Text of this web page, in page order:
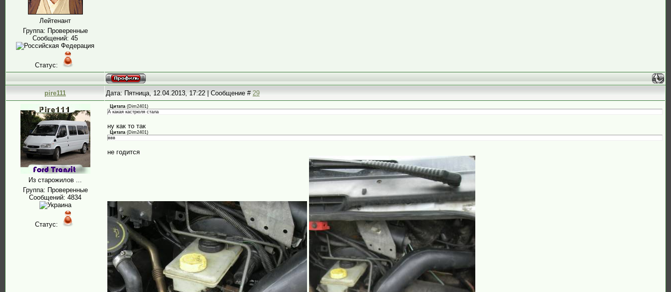
Лейтенант
Группа: Проверенные
Сообщений: 45
Статус:
pire111 Дата: Пятница, 12.04.2013, 17:22 | Сообщение #29
Из старожилов ...
Группа: Проверенные
Сообщений: 4834
Статус:
Цитата (Dim2401)
А какая кастрюля стала
ну как то так
Цитата (Dim2401)
ввв
не годится